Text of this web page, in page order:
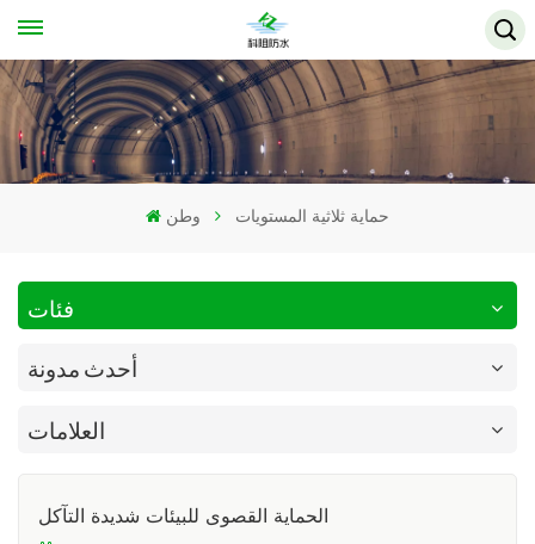
وطن حماية ثلاثية المستويات
فئات
أحدث مدونة
العلامات
الحماية القصوى للبيئات شديدة التآكل